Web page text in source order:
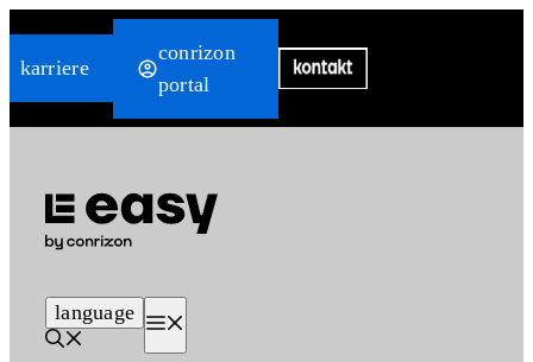
Inhalt
karriere
conrizon
portal
language